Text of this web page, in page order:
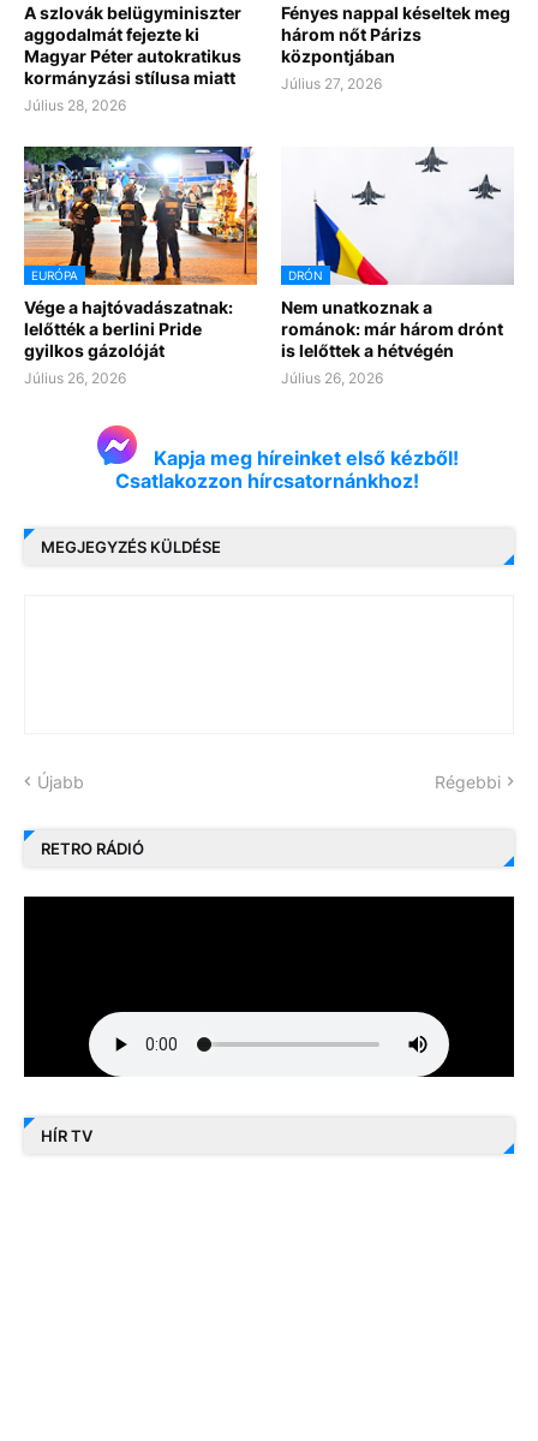
A szlovák belügyminiszter
aggodalmát fejezte ki
Magyar Péter autokratikus
kormányzási stílusa miatt
Július 28, 2026
Fényes nappal késeltek meg
három nőt Párizs
központjában
Július 27, 2026
EURÓPA
Vége a hajtóvadászatnak:
lelőtték a berlini Pride
gyilkos gázolóját
Július 26, 2026
DRÓN
Nem unatkoznak a
románok: már három drónt
is lelőttek a hétvégén
Július 26, 2026
Kapja meg híreinket első kézből!
Csatlakozzon hírcsatornánkhoz!
MEGJEGYZÉS KÜLDÉSE
Újabb Régebbi
RETRO RÁDIÓ
HÍR TV